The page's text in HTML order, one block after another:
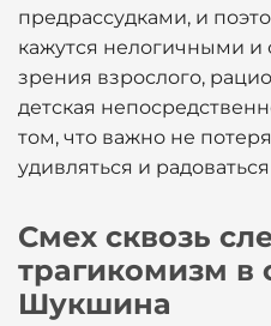
предрассудками, и
кажутся нелогичными
зрения взрослого,
детская
том, что важно не
удивляться и
Смех сквозь
трагикомизм в
Шукшина